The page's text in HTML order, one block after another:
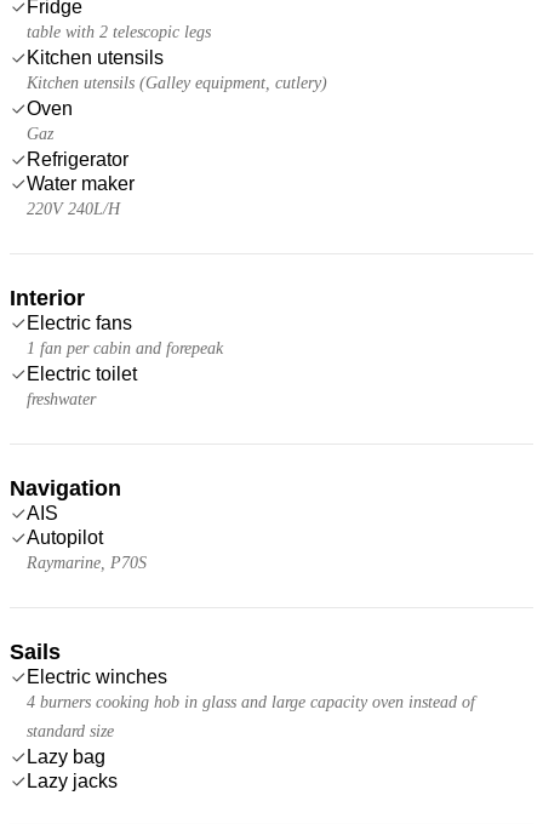
Fridge
table with 2 telescopic legs
Kitchen utensils
Kitchen utensils (Galley equipment, cutlery)
Oven
Gaz
Refrigerator
Water maker
220V 240L/H
Interior
Electric fans
1 fan per cabin and forepeak
Electric toilet
freshwater
Navigation
AIS
Autopilot
Raymarine, P70S
Sails
Electric winches
4 burners cooking hob in glass and large capacity oven instead of
standard size
Lazy bag
Lazy jacks